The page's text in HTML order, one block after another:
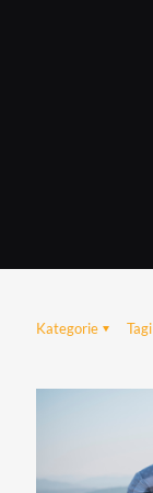
Kategorie Tagi